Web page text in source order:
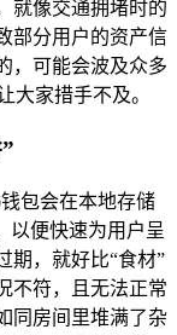
就像交通拥堵时的
部分用户的资产信
，可能会波及众多
大家措手不及。
包会在本地存储
以便快速为用户呈
期，就好比“食材”
不符，且无法正常
同房间里堆满了杂